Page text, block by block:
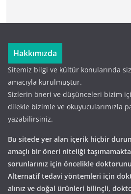
Hakkımızda
Sitemiz bilgi ve kültür konularında
amacıyla kurulmuştur.
Sizlerin öneri ve düşünceleri bizim
dilekle bizimle ve okuyucularımızla
yazabilirsiniz.
Bu sitede yer alan içerik hiçbir
amaçlı bir öneri niteliği
sorunlarınız için öncelikle
Alternatif tedavi yöntemleri için
alınız ve doğal ürünleri bilinçli,